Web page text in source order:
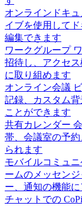
オンラインドキ
イブを使用して
編集できます
ワークグループ
招待し、アクセ
に取り組めます
オンライン会議
記録、カスタム
ことができます
共有カレンダー
帯、会議室の予
られます
モバイルコミュ
ームのメッセン
ー、通知の機能
チャットでの